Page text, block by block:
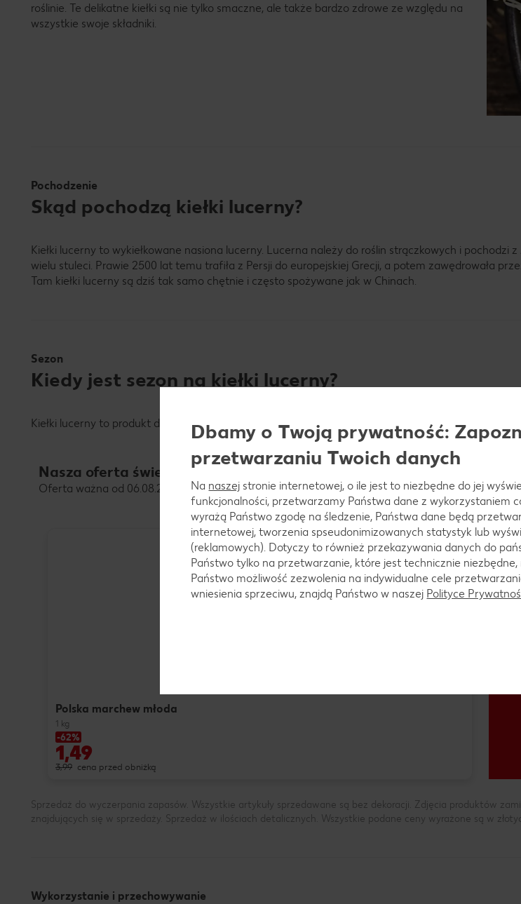
roślinie. Te delikatne kiełki są nie tylko smaczne, ale także bardzo zdrowe ze względu na
wszystkie swoje składniki.
Pochodzenie
Skąd pochodzą kiełki lucerny?
Kiełki lucerny to wykiełkowane nasiona lucerny. Lucerna należy do roślin strączkowych i pochodzi
wielu stuleci. Prawie 2500 lat temu trafiła z Persji do europejskiej Grecji, a potem zawędrowała
Tam kiełki lucerny są dziś tak samo chętnie i często spożywane jak w Chinach.
Sezon
Kiedy jest sezon na kiełki lucerny?
Kiełki lucerny to produkt dostępny przez cały rok.
Nasza oferta świeżych warzyw
Oferta ważna od 06.08.2026 do 08.08.2026
Polska marchew młoda
1 kg
-62%
1,49
3,99 cena przed obniżką
Sprzedaż do wyczerpania zapasów. Wszystkie artykuły sprzedawane są bez dekoracji. Zdjęcia produktów
znajdujących się w sprzedaży. Sprzedaż w ilościach detalicznych. Wszystkie podane ceny wyrażone są w
Wykorzystanie i przechowywanie
Dbamy o Twoją prywatność:
przetwarzaniu Twoich danych
Na naszej stronie internetowej, o ile jest to niezbędne do jej
funkcjonalności, przetwarzamy Państwa dane z wykorzystaniem
wyrażą Państwo zgodę na śledzenie, Państwa dane będą
internetowej, tworzenia spseudonimizowanych statystyk lub
(reklamowych). Dotyczy to również przekazywania danych do
Państwo tylko na przetwarzanie, które jest technicznie
Państwo możliwość zezwolenia na indywidualne cele
wniesienia sprzeciwu, znajdą Państwo w naszej Polityce